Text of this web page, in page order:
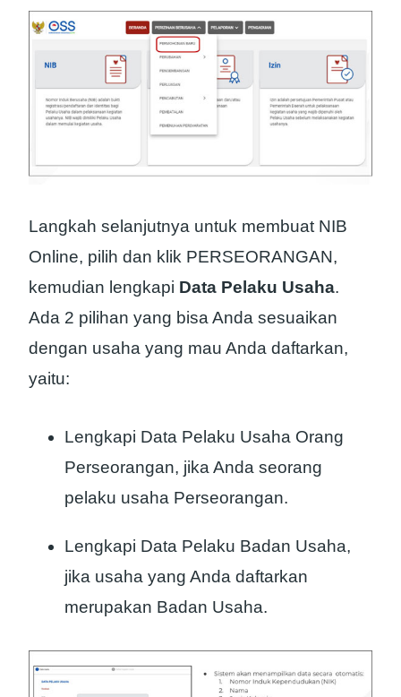
Langkah selanjutnya untuk membuat NIB
Online, pilih dan klik PERSEORANGAN,
kemudian lengkapi Data Pelaku Usaha.
Ada 2 pilihan yang bisa Anda sesuaikan
dengan usaha yang mau Anda daftarkan,
yaitu:
Lengkapi Data Pelaku Usaha Orang
Perseorangan, jika Anda seorang
pelaku usaha Perseorangan.
Lengkapi Data Pelaku Badan Usaha,
jika usaha yang Anda daftarkan
merupakan Badan Usaha.